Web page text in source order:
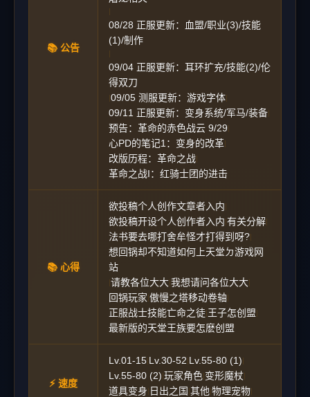
📚 公告
|
08/28 正服更新：血盟/职业(3)/技能
(1)/制作
|
09/04 正服更新：耳环扩充/技能(2)/伦
得双刀
|09/05 测服更新：游戏字体|
09/11 正服更新：变身系统/军马/装备|
预告：革命的赤色战云 9/29|
心PD的笔记1：变身的改革|
改版历程：革命之战|
革命之战I：红骑士团的进击
📚 心得
欲投稿个人创作文章者入内|
欲投稿开设个人创作者入内|有关分解|
法书要去哪打舍牟怪才打得到呀?|
想回锅却不知道如何上天堂ㄉ游戏网
站
|请教各位大大|我想请问各位大大|
回锅玩家|傲慢之塔移动卷轴|
正服战士技能亡命之徒|王子怎创盟|
最新版的天堂王族要怎麽创盟
⚡ 速度
Lv.01-15|Lv.30-52|Lv.55-80 (1)|
Lv.55-80 (2)|玩家角色|变形魔杖|
道具变身| 日出之国 |其他|物理宠物|